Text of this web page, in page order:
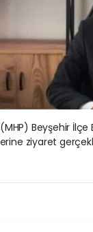
Beyşehir
ziyaret